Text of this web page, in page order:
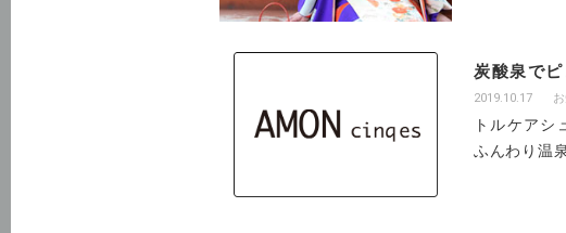
炭酸泉で
2019.10.17
トルケアシ
ふんわり温